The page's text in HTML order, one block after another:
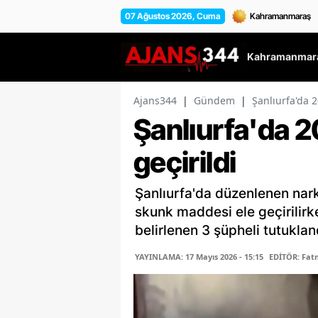
07 Ağustos 2026, Cuma
Ajans344 | Gündem | Şanlıurfa'da
Şanlıurfa'da
geçirildi
Şanlıurfa'da düzenlenen
skunk maddesi ele
belirlenen 3 şüpheli
YAYINLAMA: 17 Mayıs 2026 - 15:15 EDİTÖR: